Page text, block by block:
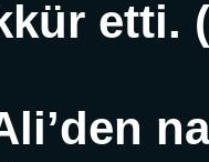
etti.